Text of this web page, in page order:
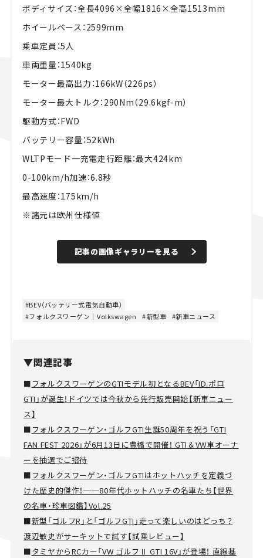
ボディサイズ：全長4096×全幅1816×全高1513mm
ホイールベース：2599mm
乗車定員：5人
車両重量：1540kg
モーター最高出力：166kW（226ps）
モーター最大トルク：290Nm（29.6kgf-m）
駆動方式：FWD
バッテリー容量：52kWh
WLTPモード一充電走行距離：最大424km
0-100km/h加速：6.8秒
最高速度：175km/h
※諸元は欧州仕様値
記事の画像ギャラリーを見る
BEV（バッテリー式電気自動車）
フォルクスワーゲン｜Volkswagen
新型車 新車ニュース
▼関連記事
■ フォルクスワーゲンのGTIモデル初となるBEV「ID.ポロ
GTI」が誕生！ドイツでは今秋から先行販売開始【新車ニュー
ス】
■ フォルクスワーゲン・ゴルフGTI生誕50周年を祝う「GTI
FAN FEST 2026」が6月13日に豊橋で開催！ GTI＆VW車オーナ
ーを抽選でご招待
■ フォルクスワーゲン・ゴルフGTIはホットハッチを定義づ
けた歴史的傑作！──80年代ホットハッチの名車たち【世界
の名車・珍車図鑑】Vol.25
■新型「ゴルフR」と「ゴルフGTI」走って楽しいのはどっち？
渡辺敏史がサーキットで試す【試乗レビュー】
■タミヤからRCカー「VW ゴルフⅡ GTI 16V」が登場！ 直線基